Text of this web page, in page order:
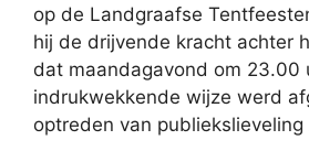
op de Landgraafse
hij de drijvende kracht achter
dat maandagavond om 23.00
indrukwekkende wijze werd
optreden van